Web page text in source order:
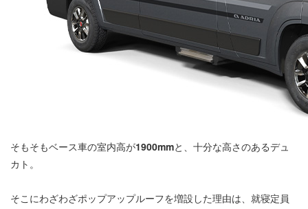
そもそもベース車の室内高が1900mmと、十分な高さのあるデュ
カト。
そこにわざわざポップアップルーフを増設した理由は、就寝定員